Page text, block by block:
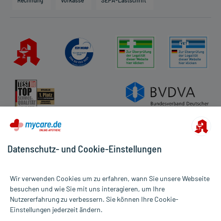
Impressum
Datenschutz
Cookie-Einstellungen
Rückgabe/Widerruf
Alle Preise gelten inkl. MwSt., ggf. zzgl. Versandkosten
Informationen auf dieser Website werden ausschließlich für
Datenschutz- und Cookie-Einstellungen
Wir verwenden Cookies um zu erfahren, wann Sie unsere Webseite
besuchen und wie Sie mit uns interagieren, um Ihre
Nutzererfahrung zu verbessern. Sie können Ihre Cookie-
Einstellungen jederzeit ändern.